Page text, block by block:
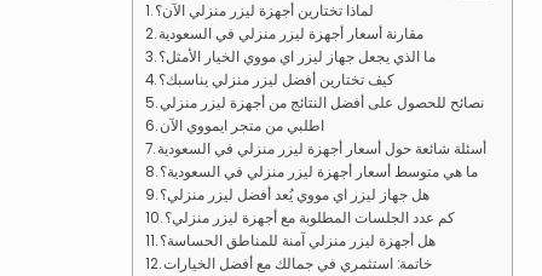
لماذا تختارين أجهزة ليزر منزلي الآن؟
مقارنة أسعار أجهزة ليزر منزلي في السعودية
ما الذي يجعل جهاز ليزر اي مووي الخيار الأمثل؟
كيف تختارين أفضل ليزر منزلي يناسبك؟
نصائح للحصول على أفضل النتائج من أجهزة ليزر منزلي
اطلبي من متجر ايمووي الآن
أسئلة شائعة حول أسعار أجهزة ليزر منزلي في السعودية
ما هي متوسط أسعار أجهزة ليزر منزلي في السعودية؟
هل جهاز ليزر اي مووي يُعد أفضل ليزر منزلي؟
كم عدد الجلسات المطلوبة مع أجهزة ليزر منزلي؟
هل أجهزة ليزر منزلي آمنة للمناطق الحساسة؟
خاتمة: استثمري في جمالك مع أفضل الخيارات